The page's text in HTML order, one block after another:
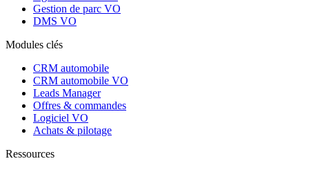
Gestion de parc VO
DMS VO
Modules clés
CRM automobile
CRM automobile VO
Leads Manager
Offres & commandes
Logiciel VO
Achats & pilotage
Ressources